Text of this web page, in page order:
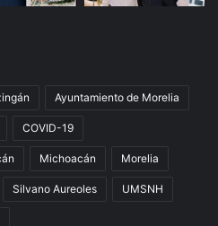
Ayuntamiento de Morelia
COVID-19
Michoacán Morelia
Silvano Aureoles UMSNH